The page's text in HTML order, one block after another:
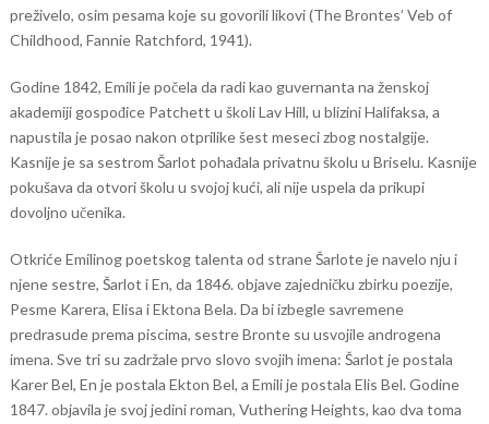
preživelo, osim pesama koje su govorili likovi (The Brontes’ Veb of
Childhood, Fannie Ratchford, 1941).
Godine 1842, Emili je počela da radi kao guvernanta na ženskoj
akademiji gospođice Patchett u školi Lav Hill, u blizini Halifaksa, a
napustila je posao nakon otprilike šest meseci zbog nostalgije.
Kasnije je sa sestrom Šarlot pohađala privatnu školu u Briselu. Kasnije
pokušava da otvori školu u svojoj kući, ali nije uspela da prikupi
dovoljno učenika.
Otkriće Emilinog poetskog talenta od strane Šarlote je navelo nju i
njene sestre, Šarlot i En, da 1846. objave zajedničku zbirku poezije,
Pesme Karera, Elisa i Ektona Bela. Da bi izbegle savremene
predrasude prema piscima, sestre Bronte su usvojile androgena
imena. Sve tri su zadržale prvo slovo svojih imena: Šarlot je postala
Karer Bel, En je postala Ekton Bel, a Emili je postala Elis Bel. Godine
1847. objavila je svoj jedini roman, Vuthering Heights, kao dva toma